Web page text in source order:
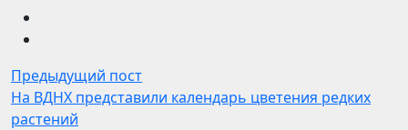
Предыдущий пост
На ВДНХ представили календарь цветения редких
растений